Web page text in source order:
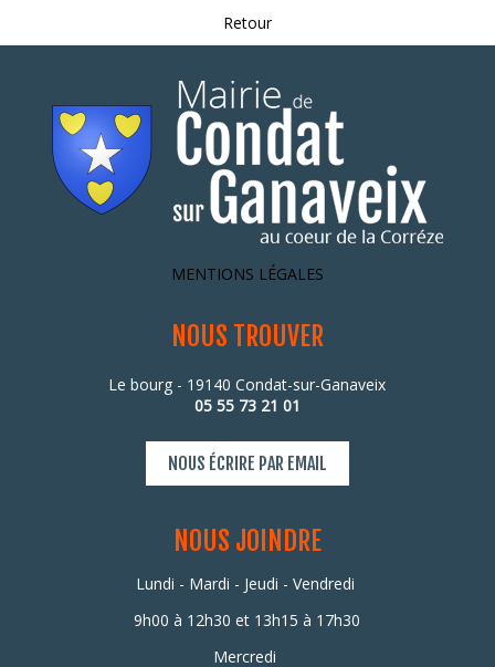
Retour
MENTIONS LÉGALES
NOUS TROUVER
Le bourg - 19140 Condat-sur-Ganaveix
05 55 73 21 01
NOUS ÉCRIRE PAR EMAIL
NOUS JOINDRE
Lundi - Mardi - Jeudi - Vendredi
9h00 à 12h30 et 13h15 à 17h30
Mercredi